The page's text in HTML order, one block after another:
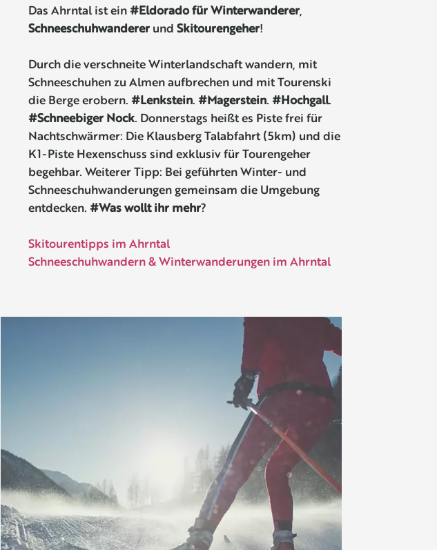
Das Ahrntal ist ein#Eldorado für Winterwanderer,
Schneeschuhwanderer und Skitourengeher!
Durch die verschneite Winterlandschaft wandern, mit
Schneeschuhen zu Almen aufbrechen und mit Tourenski
die Berge erobern. #Lenkstein. #Magerstein. #Hochgall.
#Schneebiger Nock. Donnerstags heißt es Piste frei für
Nachtschwärmer: Die Klausberg Talabfahrt (5km) und die
K1-Piste Hexenschuss sind exklusiv für Tourengeher
begehbar. Weiterer Tipp: Bei geführten Winter- und
Schneeschuhwanderungen gemeinsam die Umgebung
entdecken. #Was wollt ihr mehr?
Skitourentipps im Ahrntal
Schneeschuhwandern & Winterwanderungen im Ahrntal